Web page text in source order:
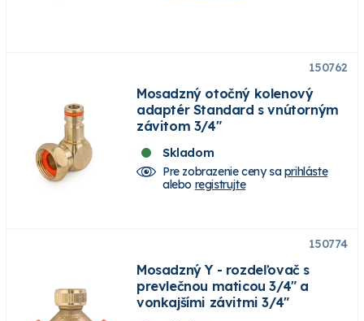
150762
Mosadzný otočný kolenový
adaptér Standard s vnútorným
závitom 3/4"
Skladom
Pre zobrazenie ceny saprihláste
alebo registrujte
150774
Mosadzný Y - rozdeľovač s
prevlečnou maticou 3/4" a
vonkajšími závitmi 3/4"